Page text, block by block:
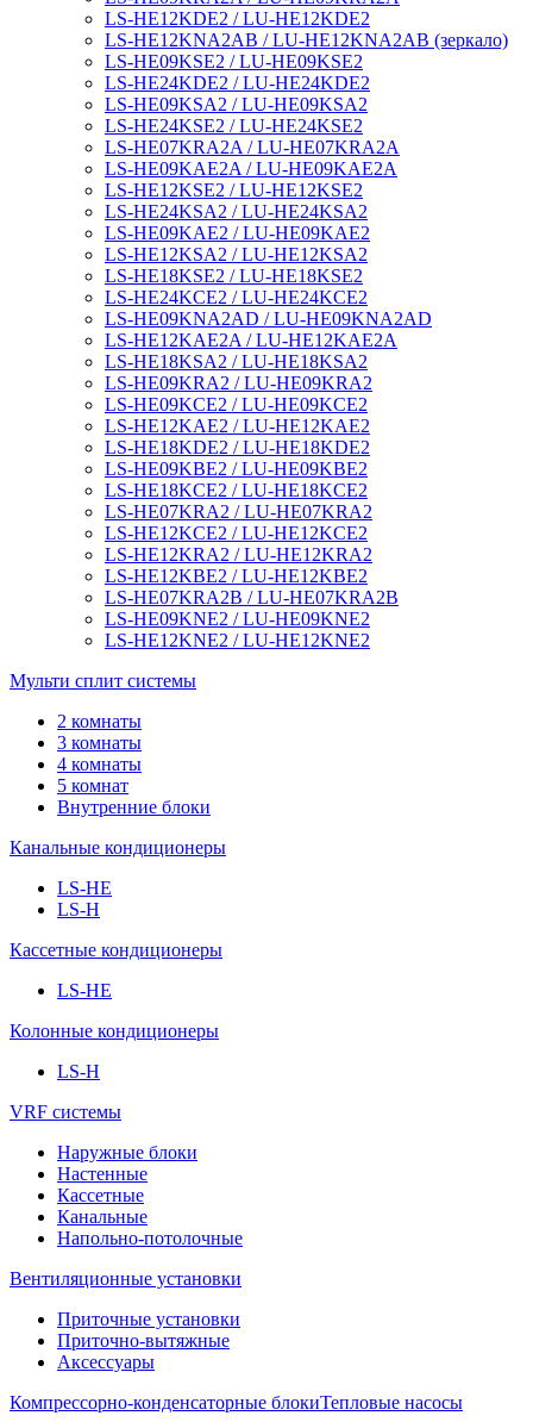
LS-HE12KDE2 / LU-HE12KDE2
LS-HE12KNA2AB / LU-HE12KNA2AB (зеркало)
LS-HE09KSE2 / LU-HE09KSE2
LS-HE24KDE2 / LU-HE24KDE2
LS-HE09KSA2 / LU-HE09KSA2
LS-HE24KSE2 / LU-HE24KSE2
LS-HE07KRA2A / LU-HE07KRA2A
LS-HE09KAE2A / LU-HE09KAE2A
LS-HE12KSE2 / LU-HE12KSE2
LS-HE24KSA2 / LU-HE24KSA2
LS-HE09KAE2 / LU-HE09KAE2
LS-HE12KSA2 / LU-HE12KSA2
LS-HE18KSE2 / LU-HE18KSE2
LS-HE24KCE2 / LU-HE24KCE2
LS-HE09KNA2AD / LU-HE09KNA2AD
LS-HE12KAE2A / LU-HE12KAE2A
LS-HE18KSA2 / LU-HE18KSA2
LS-HE09KRA2 / LU-HE09KRA2
LS-HE09KCE2 / LU-HE09KCE2
LS-HE12KAE2 / LU-HE12KAE2
LS-HE18KDE2 / LU-HE18KDE2
LS-HE09KBE2 / LU-HE09KBE2
LS-HE18KCE2 / LU-HE18KCE2
LS-HE07KRA2 / LU-HE07KRA2
LS-HE12KCE2 / LU-HE12KCE2
LS-HE12KRA2 / LU-HE12KRA2
LS-HE12KBE2 / LU-HE12KBE2
LS-HE07KRA2B / LU-HE07KRA2B
LS-HE09KNE2 / LU-HE09KNE2
LS-HE12KNE2 / LU-HE12KNE2
Мульти сплит системы
2 комнаты
3 комнаты
4 комнаты
5 комнат
Внутренние блоки
Канальные кондиционеры
LS-HE
LS-H
Кассетные кондиционеры
LS-HE
Колонные кондиционеры
LS-H
VRF системы
Наружные блоки
Настенные
Кассетные
Канальные
Напольно-потолочные
Вентиляционные установки
Приточные установки
Приточно-вытяжные
Аксессуары
Компрессорно-конденсаторные блокиТепловые насосы